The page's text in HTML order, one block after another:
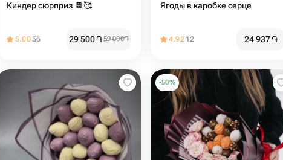
Киндер сюрприз 🍫🥰
5.0056 29 500֏59 000֏
Ягоды в каробке серце
4.92 12 24 937֏
-50%